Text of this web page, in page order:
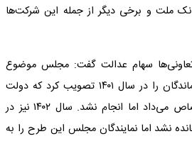
ملت و برخی دیگر از جمله این شرکت‌ها
سهام عدالت گفت: مجلس موضوع
تخصیص سهام عدالت به جاماندگان را در سال ۱۴۰۱ تصویب کرد که دولت
باید به این افراد سهام اختصاص می‌داد اما انجام نشد. سال ۱۴۰۲ نیز در
نشد اما نمایندگان مجلس این طرح را به